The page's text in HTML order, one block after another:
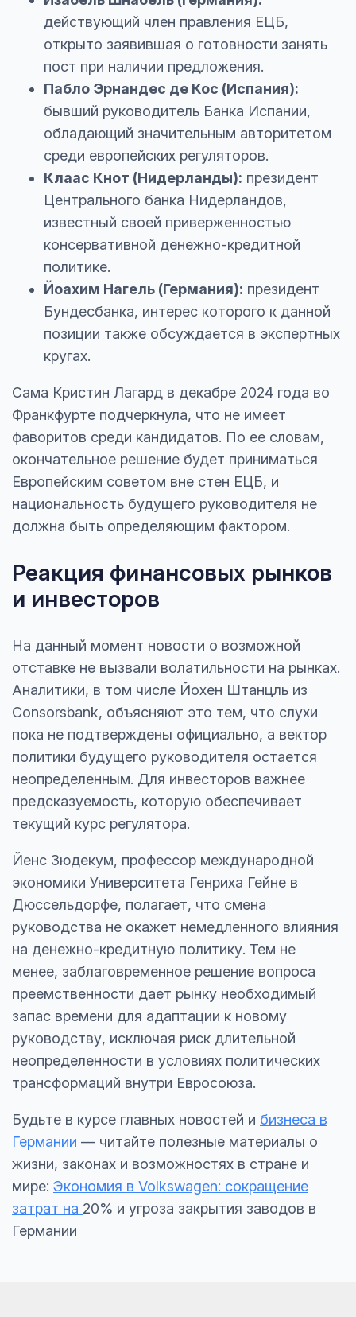
действующий член правления ЕЦБ,
открыто заявившая о готовности занять
пост при наличии предложения.
Пабло Эрнандес де Кос (Испания):
бывший руководитель Банка Испании,
обладающий значительным авторитетом
среди европейских регуляторов.
Клаас Кнот (Нидерланды): президент
Центрального банка Нидерландов,
известный своей приверженностью
консервативной денежно-кредитной
политике.
Йоахим Нагель (Германия): президент
Бундесбанка, интерес которого к данной
позиции также обсуждается в экспертных
кругах.
Сама Кристин Лагард в декабре 2024 года во
Франкфурте подчеркнула, что не имеет
фаворитов среди кандидатов. По ее словам,
окончательное решение будет приниматься
Европейским советом вне стен ЕЦБ, и
национальность будущего руководителя не
должна быть определяющим фактором.
Реакция финансовых рынков
и инвесторов
На данный момент новости о возможной
отставке не вызвали волатильности на рынках.
Аналитики, в том числе Йохен Штанцль из
Consorsbank, объясняют это тем, что слухи
пока не подтверждены официально, а вектор
политики будущего руководителя остается
неопределенным. Для инвесторов важнее
предсказуемость, которую обеспечивает
текущий курс регулятора.
Йенс Зюдекум, профессор международной
экономики Университета Генриха Гейне в
Дюссельдорфе, полагает, что смена
руководства не окажет немедленного влияния
на денежно-кредитную политику. Тем не
менее, заблаговременное решение вопроса
преемственности дает рынку необходимый
запас времени для адаптации к новому
руководству, исключая риск длительной
неопределенности в условиях политических
трансформаций внутри Евросоюза.
Будьте в курсе главных новостей и бизнеса в
Германии — читайте полезные материалы о
жизни, законах и возможностях в стране и
мире: Экономия в Volkswagen: сокращение
затрат на 20% и угроза закрытия заводов в
Германии